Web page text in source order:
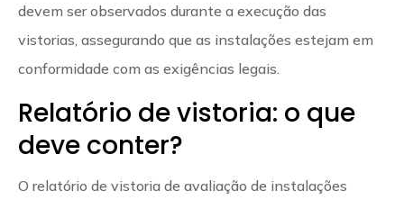
devem ser observados durante a execução das
vistorias, assegurando que as instalações estejam em
conformidade com as exigências legais.
Relatório de vistoria: o que
deve conter?
O relatório de vistoria de avaliação de instalações